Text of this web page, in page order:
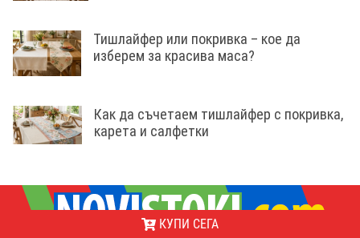
КУПИ СЕГА
Тишлайфер или покривка – кое да
изберем за красива маса?
Как да съчетаем тишлайфер с покривка,
карета и салфетки